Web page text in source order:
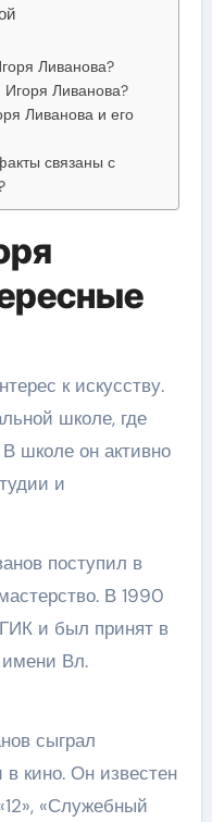
Ливанова?
Игоря Ливанова?
Ливанова и его
связаны с
к искусству.
школе, где
школе он активно
и
поступил в
В 1990
и был принят в
имени Вл.
сыграл
кино. Он известен
«Служебный